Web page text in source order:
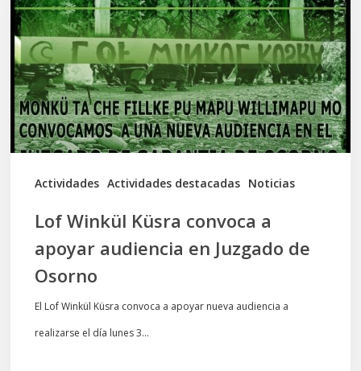
Actividades Actividades destacadas Noticias
convoca
a
apoyar
audiencia
en
Juzgado
Lof Winkül Küsra convoca a
apoyar audiencia en Juzgado de
Osorno
El Lof Winkül Küsra convoca a apoyar nueva audiencia a
realizarse el día lunes 3…